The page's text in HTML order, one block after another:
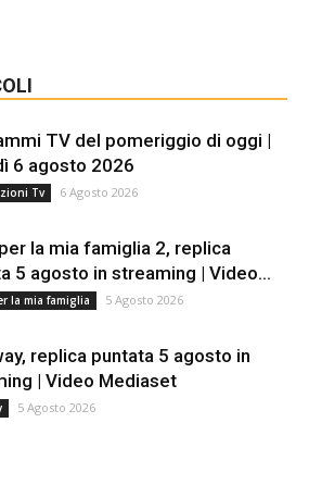
TV del pomeriggio di oggi |
6 agosto 2026
Tv 6 Agosto 2026
la mia famiglia 2, replica
5 agosto in streaming | Video...
la mia famiglia 5 Agosto 2026
replica puntata 5 agosto in
| Video Mediaset
5 Agosto 2026